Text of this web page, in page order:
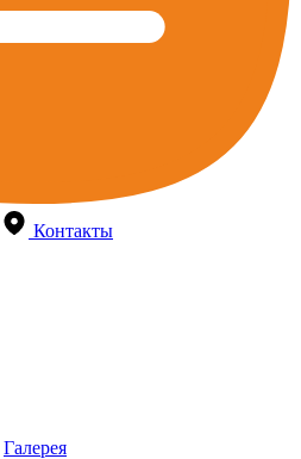
Контакты
Галерея